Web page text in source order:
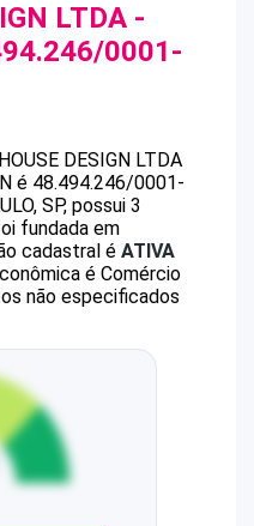
LTDA -
0001-
DESIGN LTDA
é 48.494.246/0001-
SP, possui 3
fundada em
cadastral é ATIVA
é Comércio
não especificados